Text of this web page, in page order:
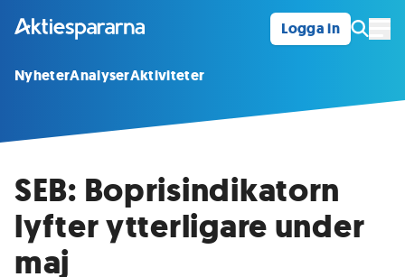
Logga in
NyheterAnalyserAktiviteter
SEB: Boprisindikatorn
lyfter ytterligare under
maj